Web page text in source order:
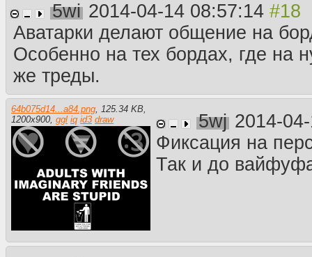
5wi 2014-04-14 08:57:14
Аватарки делают общение на
Особенно на тех бордах, где на
же треды.
64b075d14...a84.png 125.34 KB
1200x900 ggl iq id3 draw 5wj 2014-
Фиксация на
Так и до